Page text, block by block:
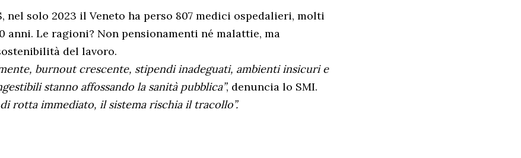
nel solo 2023 il Veneto ha perso 807 medici ospedalieri, molti
anni. Le ragioni? Non pensionamenti né malattie, ma
del lavoro.
burnout crescente, stipendi inadeguati, ambienti insicuri e
stanno affossando la sanità pubblica”, denuncia lo SMI.
di rotta immediato, il sistema rischia il tracollo”.